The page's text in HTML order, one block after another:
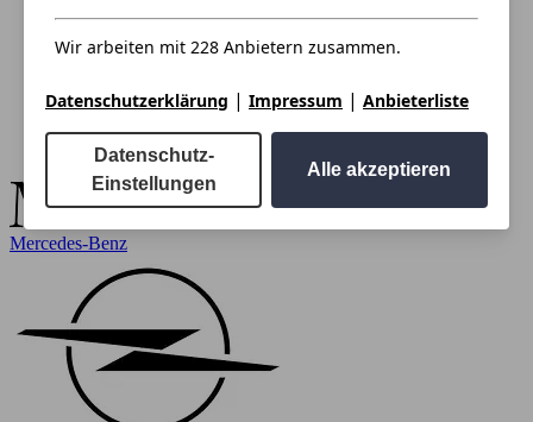
Wir arbeiten mit 228 Anbietern zusammen.
Datenschutzerklärung | Impressum | Anbieterliste
Datenschutz-
Einstellungen
Alle akzeptieren
Mercedes-Benz